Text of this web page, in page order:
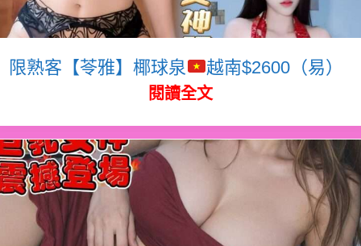
限熟客【苓雅】椰球泉 越南$2600（易）
閱讀全文